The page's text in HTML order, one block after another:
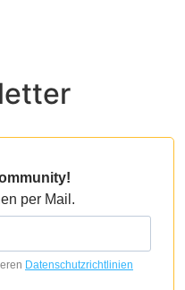
per Mail.
Datenschutzrichtlinien